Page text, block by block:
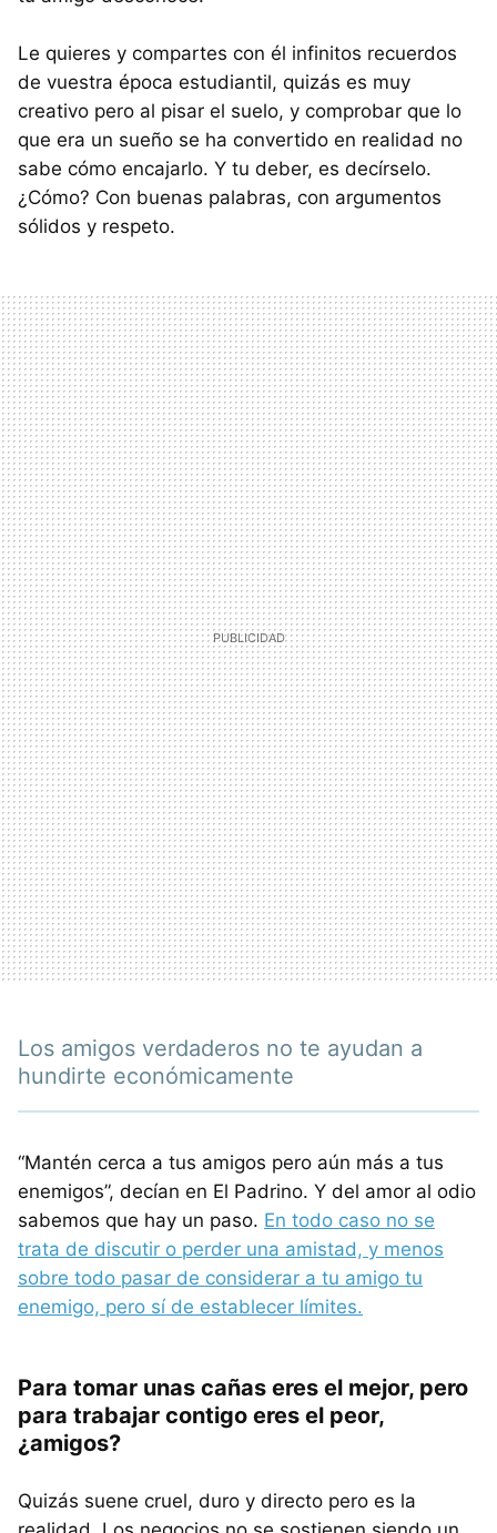
Le quieres y compartes con él infinitos recuerdos
de vuestra época estudiantil, quizás es muy
creativo pero al pisar el suelo, y comprobar que lo
que era un sueño se ha convertido en realidad no
sabe cómo encajarlo. Y tu deber, es decírselo.
¿Cómo? Con buenas palabras, con argumentos
sólidos y respeto.
Los amigos verdaderos no te ayudan a
hundirte económicamente
“Mantén cerca a tus amigos pero aún más a tus
enemigos”, decían en El Padrino. Y del amor al odio
sabemos que hay un paso. En todo caso no se
trata de discutir o perder una amistad, y menos
sobre todo pasar de considerar a tu amigo tu
enemigo, pero sí de establecer límites.
Para tomar unas cañas eres el mejor, pero
para trabajar contigo eres el peor,
¿amigos?
Quizás suene cruel, duro y directo pero es la